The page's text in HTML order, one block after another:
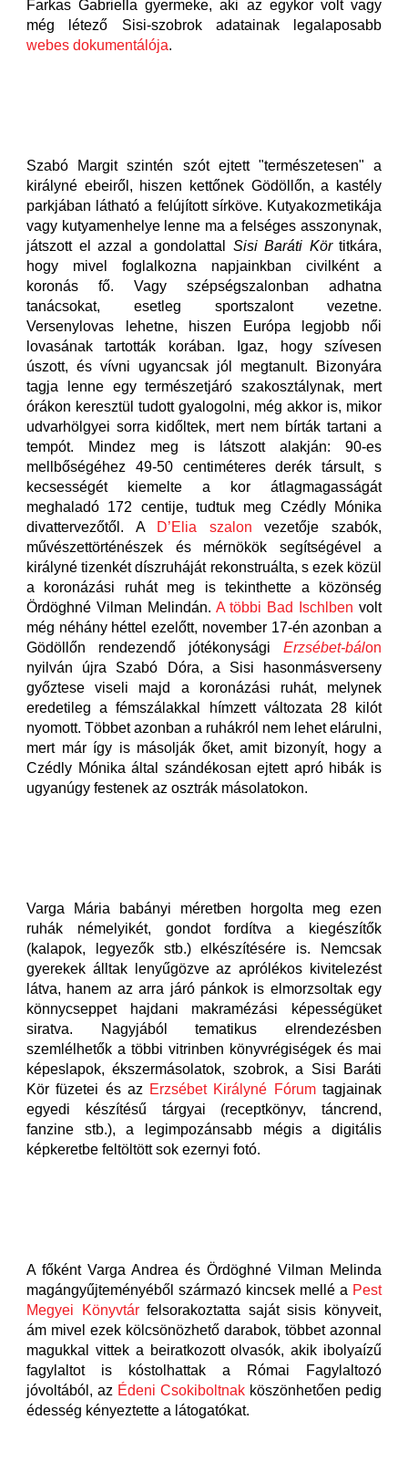
Farkas Gabriella gyermeke, aki az egykor volt vagy
még létező Sisi-szobrok adatainak legalaposabb
webes dokumentálója.
Szabó Margit szintén szót ejtett "természetesen" a
királyné ebeiről, hiszen kettőnek Gödöllőn, a kastély
parkjában látható a felújított sírköve. Kutyakozmetikája
vagy kutyamenhelye lenne ma a felséges asszonynak,
játszott el azzal a gondolattal Sisi Baráti Körtitkára,
hogy mivel foglalkozna napjainkban civilként a
koronás fő. Vagy szépségszalonban adhatna
tanácsokat, esetleg sportszalont vezetne.
Versenylovas lehetne, hiszen Európa legjobb női
lovasának tartották korában. Igaz, hogy szívesen
úszott, és vívni ugyancsak jól megtanult. Bizonyára
tagja lenne egy természetjáró szakosztálynak, mert
órákon keresztül tudott gyalogolni, még akkor is, mikor
udvarhölgyei sorra kidőltek, mert nem bírták tartani a
tempót. Mindez meg is látszott alakján: 90-es
mellbőségéhez 49-50 centiméteres derék társult, s
kecsességét kiemelte a kor átlagmagasságát
meghaladó 172 centije, tudtuk meg Czédly Mónika
divattervezőtől. A
D’Elia szalon vezetője szabók,
művészettörténészek és mérnökök segítségével a
királyné tizenkét díszruháját rekonstruálta, s ezek közül
a koronázási ruhát meg is tekinthette a közönség
Ördöghné Vilman Melindán. A többi Bad Ischlben volt
még néhány héttel ezelőtt, november 17-én azonban a
Gödöllőn rendezendő jótékonysági Erzsébet-bálon
nyilván újra Szabó Dóra, a Sisi hasonmásverseny
győztese viseli majd a koronázási ruhát, melynek
eredetileg a fémszálakkal hímzett változata 28 kilót
nyomott. Többet azonban a ruhákról nem lehet elárulni,
mert már így is másolják őket, amit bizonyít, hogy a
Czédly Mónika által szándékosan ejtett apró hibák is
ugyanúgy festenek az osztrák másolatokon.
Varga Mária babányi méretben horgolta meg ezen
ruhák némelyikét, gondot fordítva a kiegészítők
(kalapok, legyezők stb.) elkészítésére is. Nemcsak
gyerekek álltak lenyűgözve az aprólékos kivitelezést
látva, hanem az arra járó pánkok is elmorzsoltak egy
könnycseppet hajdani makramézási képességüket
siratva. Nagyjából tematikus elrendezésben
szemlélhetők a többi vitrinben könyvrégiségek és mai
képeslapok, ékszermásolatok, szobrok, a Sisi Baráti
Kör füzetei és az Erzsébet Királyné Fórumtagjainak
egyedi készítésű tárgyai (receptkönyv, táncrend,
fanzine stb.), a legimpozánsabb mégis a digitális
képkeretbe feltöltött sok ezernyi fotó.
A főként Varga Andrea és Ördöghné Vilman Melinda
magángyűjteményéből származó kincsek mellé a Pest
Megyei Könyvtárfelsorakoztatta saját sisis könyveit,
ám mivel ezek kölcsönözhető darabok, többet azonnal
magukkal vittek a beiratkozott olvasók, akik ibolyaízű
fagylaltot is kóstolhattak a Római Fagylaltozó
jóvoltából, az Édeni Csokiboltnak köszönhetően pedig
édesség kényeztette a látogatókat.